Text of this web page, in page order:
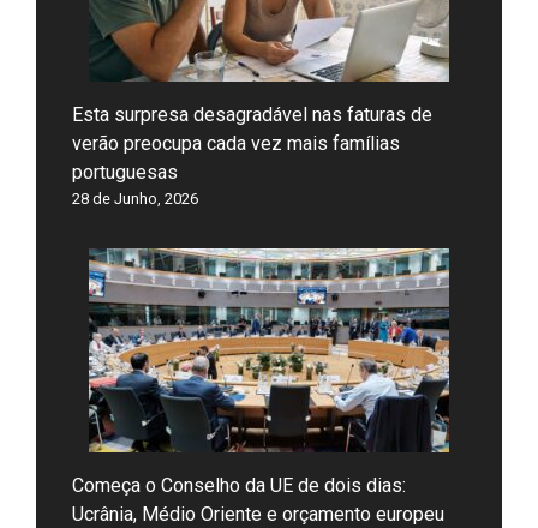
Esta surpresa desagradável nas faturas de
verão preocupa cada vez mais famílias
portuguesas
28 de Junho, 2026
Começa o Conselho da UE de dois dias:
Ucrânia, Médio Oriente e orçamento europeu